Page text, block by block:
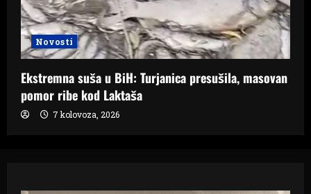
Novosti
Ekstremna suša u BiH: Turjanica presušila, masovan
pomor ribe kod Laktaša
7 kolovoza, 2026